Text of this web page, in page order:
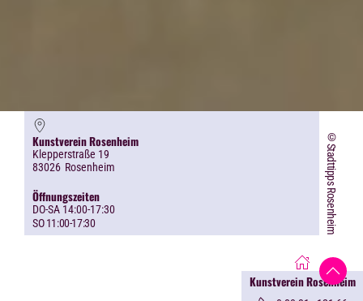
Kunstverein Rosenheim
Klepperstraße 19
83026 Rosenheim
Öffnungszeiten
DO-SA 14:00-17:30
SO 11:00-17:30
©Stadttipps Rosenheim
Kunstverein Rosenheim